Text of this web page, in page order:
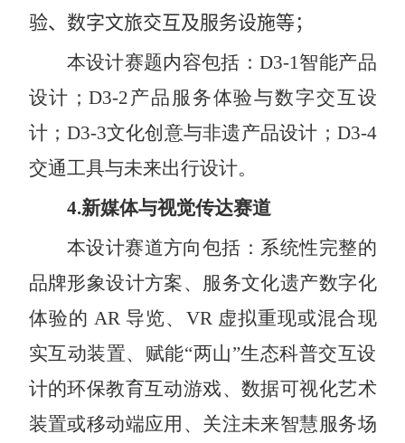
验、数字文旅交互及服务设施等；
本设计赛题内容包括：D3-1智能产品
设计；D3-2产品服务体验与数字交互设
计； D3-3文化创意与非遗产品设计； D3-4
交通工具与未来出行设计。
4.新媒体与视觉传达赛道
本设计赛道方向包括：系统性完整的
品牌形象设计方案、服务文化遗产数字化
体验的 AR 导览、 VR 虚拟重现或混合现
实互动装置、赋能“两山”生态科普交互设
计的环保教育互动游戏、数据可视化艺术
装置或移动端应用、关注未来智慧服务场